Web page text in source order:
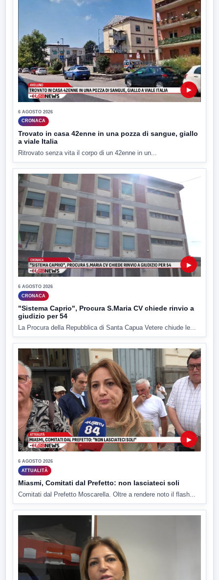
▶
6 AGOSTO 2026
CRONACA
Trovato in casa 42enne in una pozza di sangue, giallo
a viale Italia
Ritrovato senza vita il corpo di un 42enne in un...
▶
6 AGOSTO 2026
CRONACA
"Sistema Caprio", Procura S.Maria CV chiede rinvio a
giudizio per 54
La Procura della Repubblica di Santa Capua Vetere chiude le...
▶
6 AGOSTO 2026
ATTUALITÀ
Miasmi, Comitati dal Prefetto: non lasciateci soli
Comitati dal Prefetto Moscarella. Oltre a rendere noto il flash...